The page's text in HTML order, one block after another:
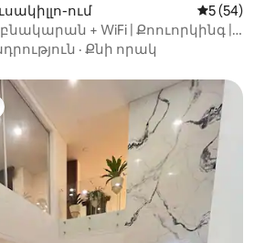
ում Միջին
5 (54)
+ WiFi | Քոուորկինգ |
· Քնի որակ